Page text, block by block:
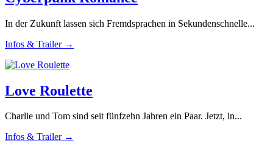
In der Zukunft lassen sich Fremdsprachen in Sekundenschnelle...
Infos & Trailer →
Love Roulette
Charlie und Tom sind seit fünfzehn Jahren ein Paar. Jetzt, in...
Infos & Trailer →